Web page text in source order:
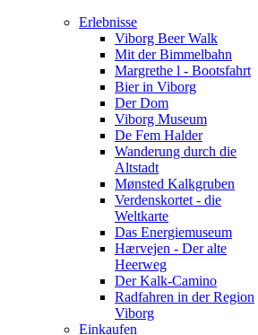
Erlebnisse
Viborg Beer Walk
Mit der Bimmelbahn
Margrethe l - Bootsfahrt
Bier in Viborg
Der Dom
Viborg Museum
De Fem Halder
Wanderung durch die
Altstadt
Mønsted Kalkgruben
Verdenskortet - die
Weltkarte
Das Energiemuseum
Hærvejen - Der alte
Heerweg
Der Kalk-Camino
Radfahren in der Region
Viborg
Einkaufen